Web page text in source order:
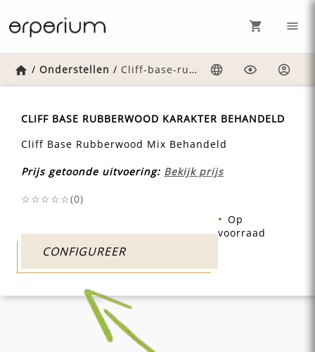
Home
/ Onderstellen / Cliff-base-rubberwood-mix-behandeld
CLIFF BASE RUBBERWOOD KARAKTER BEHANDELD
Cliff Base Rubberwood Mix Behandeld
Prijs getoonde uitvoering: Bekijk prijs
☆☆☆☆☆(0)
CONFIGUREER
Op
voorraad